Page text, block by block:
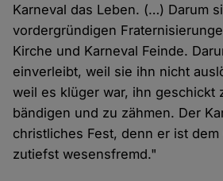
Karneval das Leben. (…) Darum
vordergründigen
Kirche und Karneval Feinde.
einverleibt, weil sie ihn nicht
weil es klüger war, ihn geschickt
bändigen und zu zähmen. Der
christliches Fest, denn er ist dem
zutiefst wesensfremd."